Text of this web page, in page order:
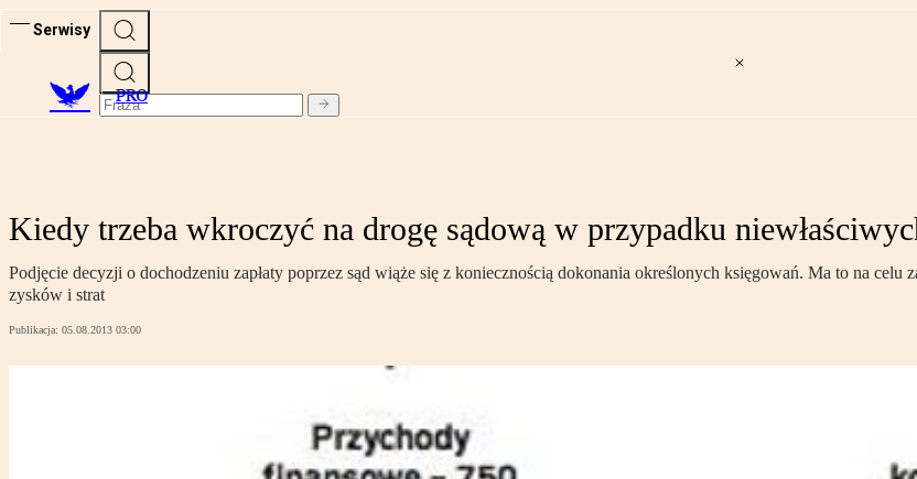
Serwisy
PRO
Kiedy trzeba wkroczyć na drogę sądową w przypadku
Podjęcie decyzji o dochodzeniu zapłaty poprzez sąd wiąże się z koniecznością dokonania określonych księgowań. Ma to na
zysków i strat
Publikacja: 05.08.2013 03:00